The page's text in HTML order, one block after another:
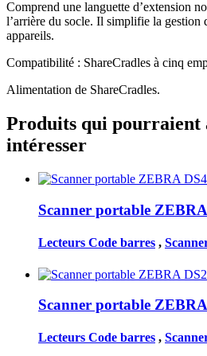
Comprend une languette d’extension
l’arrière du socle. Il simplifie la gestion
appareils.
Compatibilité : ShareCradles à cinq
Alimentation de ShareCradles.
Produits qui pourraient
intéresser
Scanner portable
Lecteurs Code barres ,
Scanner portable
Lecteurs Code barres ,